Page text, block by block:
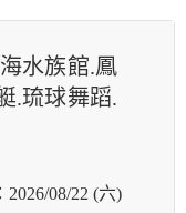
水族館.鳳
.琉球舞蹈.
2026/08/22 (六)